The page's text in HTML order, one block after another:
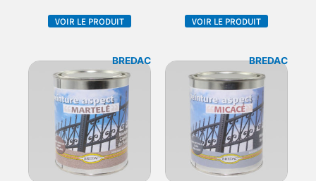
VOIR LE PRODUIT VOIR LE PRODUIT
BREDAC BREDAC